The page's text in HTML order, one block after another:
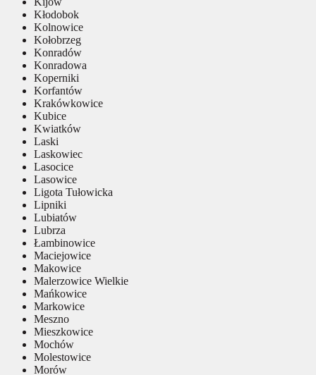
Kłodobok
Kolnowice
Kołobrzeg
Konradów
Konradowa
Koperniki
Korfantów
Krakówkowice
Kubice
Kwiatków
Laski
Laskowiec
Lasocice
Lasowice
Ligota Tułowicka
Lipniki
Lubiatów
Lubrza
Łambinowice
Maciejowice
Makowice
Malerzowice Wielkie
Mańkowice
Markowice
Meszno
Mieszkowice
Mochów
Molestowice
Morów